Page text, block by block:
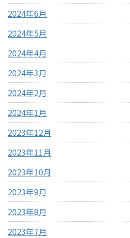
2024年6月
2024年5月
2024年4月
2024年3月
2024年2月
2024年1月
2023年12月
2023年11月
2023年10月
2023年9月
2023年8月
2023年7月